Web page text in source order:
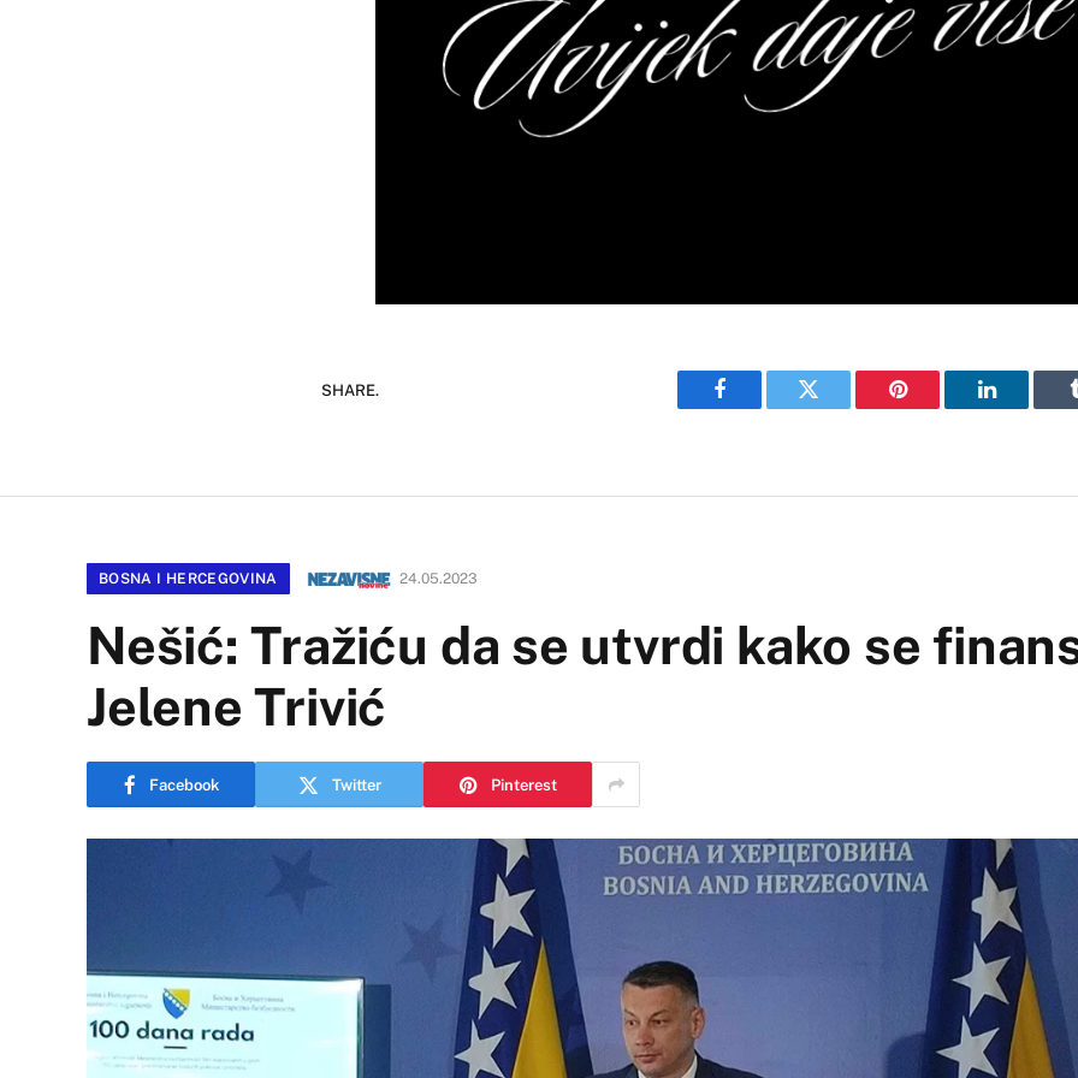
SHARE.
Facebook Twitter Pinterest LinkedIn
BOSNA I HERCEGOVINA 24.05.2023
Nešić: Tražiću da se utvrdi kako se
Jelene Trivić
Facebook Twitter Pinterest